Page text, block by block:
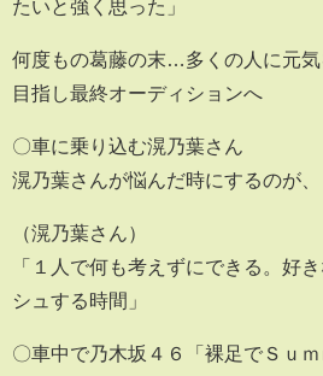
たいと強く思った」
何度もの葛藤の末…多くの人に元
目指し最終オーディションへ
〇車に乗り込む滉乃葉さん
滉乃葉さんが悩んだ時にするのが、
（滉乃葉さん）
「１人で何も考えずにできる。好
シュする時間」
〇車中で乃木坂４６「裸足でＳｕ